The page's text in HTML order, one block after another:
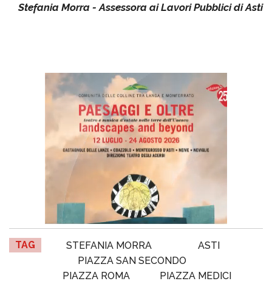
Stefania Morra - Assessora ai Lavori Pubblici di Asti
TAG STEFANIA MORRA
ASTI
PIAZZA SAN SECONDO
PIAZZA ROMA
PIAZZA MEDICI